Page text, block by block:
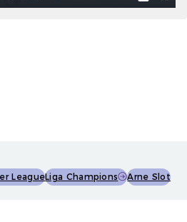
LeagueLiga Champions Arne Slot